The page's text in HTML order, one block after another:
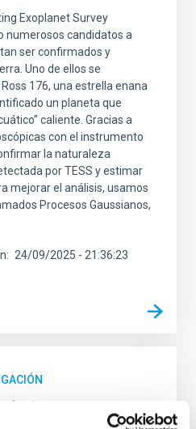
Exoplanet Survey
numerosos candidatos a
ser confirmados y
Uno de ellos se
176, una estrella enana
un planeta que
caliente. Gracias a
con el instrumento
la naturaleza
por TESS y estimar
mejorar el análisis, usamos
Procesos Gaussianos,
24/09/2025 - 21:36:23
fotónicos para